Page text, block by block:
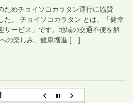
ためチョイソコカラタン運行に協賛
た。 チョイソコカラタン とは、「健幸
サービス」です。地域の交通不便を解
の楽しみ、健康増進 […]